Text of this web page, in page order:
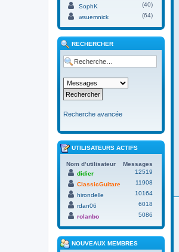
SophK
(40)
wsuemnick
(64)
RECHERCHER
Recherche avancée
UTILISATEURS ACTIFS
Nom d’utilisateur
Messages
didier
12519
ClassicGuitare
11908
hirondelle
10164
rdan06
6018
rolanbo
5086
NOUVEAUX MEMBRES